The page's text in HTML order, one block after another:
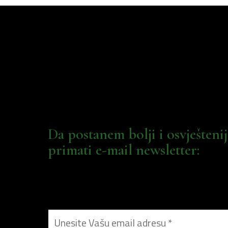
Da postanem bolji i
primati e-mail newsletter: